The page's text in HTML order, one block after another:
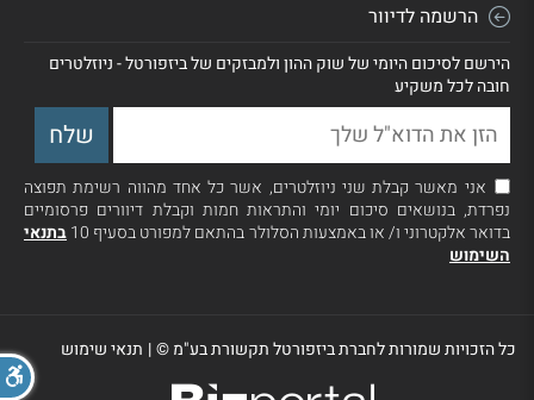
הרשמה לדיוור
הירשם לסיכום היומי של שוק ההון ולמבזקים של ביזפורטל - ניוזלטרים
חובה לכל משקיע
אני מאשר קבלת שני ניוזלטרים, אשר כל אחד מהווה רשימת תפוצה
נפרדת, בנושאים סיכום יומי והתראות חמות וקבלת דיוורים פרסומיים
בדואר אלקטרוני ו/ או באמצעות הסלולר בהתאם למפורט בסעיף 10
בתנאי
השימוש
כל הזכויות שמורות לחברת ביזפורטל תקשורת בע"מ ©| תנאי שימוש